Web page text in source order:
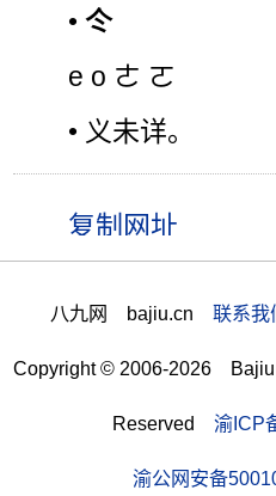
•仒
e o ㄜ ㄛ
• 义未详。
八九网 bajiu.cn 联系
Copyright © 2006-2026
Reserved 渝ICP
渝公网安备